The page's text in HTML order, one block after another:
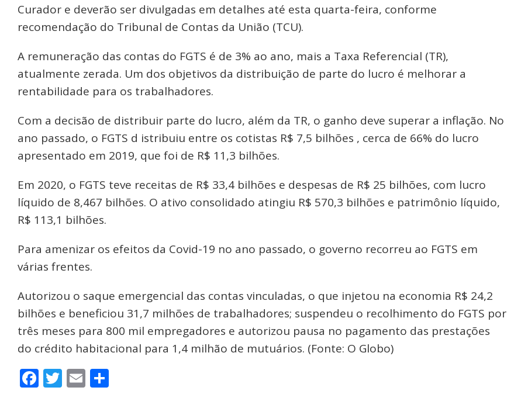
Curador e deverão ser divulgadas em detalhes até esta quarta-feira, conforme
recomendação do Tribunal de Contas da União (TCU).
A remuneração das contas do FGTS é de 3% ao ano, mais a Taxa Referencial (TR),
atualmente zerada. Um dos objetivos da distribuição de parte do lucro é melhorar a
rentabilidade para os trabalhadores.
Com a decisão de distribuir parte do lucro, além da TR, o ganho deve superar a inflação. No
ano passado, o FGTS d istribuiu entre os cotistas R$ 7,5 bilhões , cerca de 66% do lucro
apresentado em 2019, que foi de R$ 11,3 bilhões.
Em 2020, o FGTS teve receitas de R$ 33,4 bilhões e despesas de R$ 25 bilhões, com lucro
líquido de 8,467 bilhões. O ativo consolidado atingiu R$ 570,3 bilhões e patrimônio líquido,
R$ 113,1 bilhões.
Para amenizar os efeitos da Covid-19 no ano passado, o governo recorreu ao FGTS em
várias frentes.
Autorizou o saque emergencial das contas vinculadas, o que injetou na economia R$ 24,2
bilhões e beneficiou 31,7 milhões de trabalhadores; suspendeu o recolhimento do FGTS por
três meses para 800 mil empregadores e autorizou pausa no pagamento das prestações
do crédito habitacional para 1,4 milhão de mutuários. (Fonte: O Globo)
Facebook
Twitter
Email